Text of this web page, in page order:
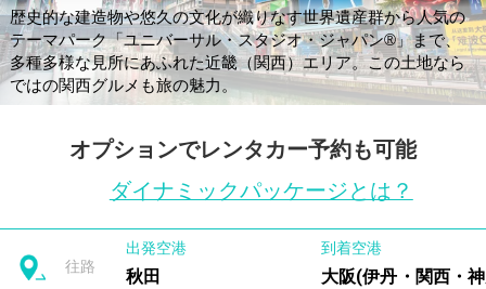
歴史的な建造物や悠久の文化が織りなす世界遺産群から人気の
テーマパーク「ユニバーサル・スタジオ・ジャパン®」まで、
多種多様な見所にあふれた近畿（関西）エリア。この土地なら
ではの関西グルメも旅の魅力。
オプションでレンタカー予約も可能
ダイナミックパッケージとは？
往路
出発空港
秋田
到着空港
大阪(伊丹・関西・